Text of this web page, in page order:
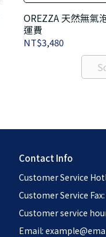
OREZZA 天然無氣
運費
NT$3,480
Contact Info
Customer Service
Customer Service
Customer service
Email: